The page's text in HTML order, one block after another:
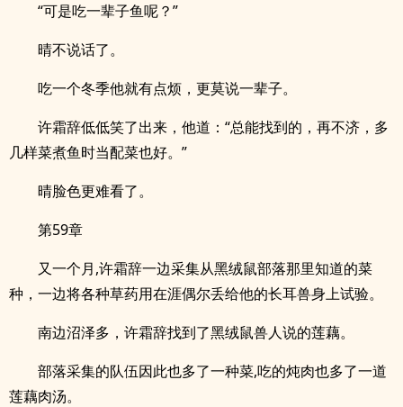
“可是吃一辈子鱼呢？”
晴不说话了。
吃一个冬季他就有点烦，更莫说一辈子。
许霜辞低低笑了出来，他道：“总能找到的，再不济，多
几样菜煮鱼时当配菜也好。”
晴脸色更难看了。
第59章
又一个月,许霜辞一边采集从黑绒鼠部落那里知道的菜
种，一边将各种草药用在涯偶尔丢给他的长耳兽身上试验。
南边沼泽多，许霜辞找到了黑绒鼠兽人说的莲藕。
部落采集的队伍因此也多了一种菜,吃的炖肉也多了一道
莲藕肉汤。